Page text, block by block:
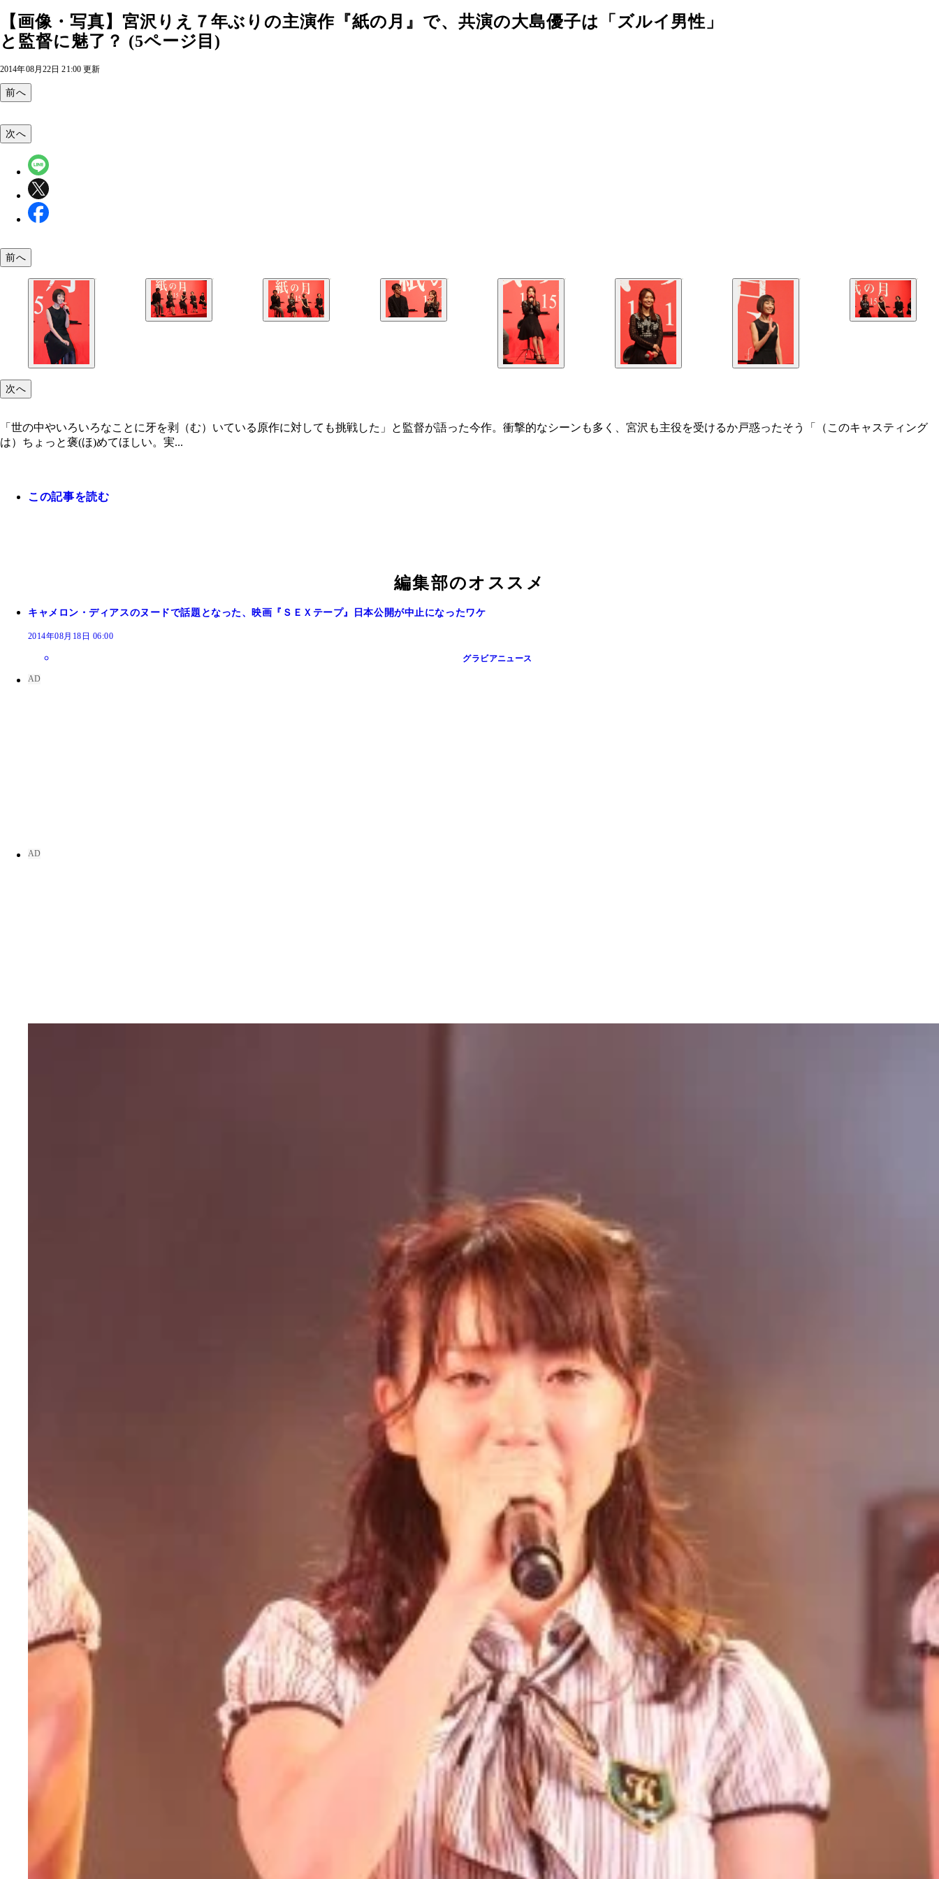
【画像・写真】宮沢りえ７年ぶりの主演作『紙の月』で、共演の大島優子は「ズルイ男性」
と監督に魅了？ (5ページ目)
2014年08月22日 21:00 更新
前へ
「世の中やいろいろなことに牙を剥（む）いている原作に対しても挑戦した」と監督が語った今作。衝撃的なシーンも多く、宮沢も主役を受けるか戸惑ったそう
次へ
前へ
次へ
「世の中やいろいろなことに牙を剥（む）いている原作に対しても挑戦した」と監督が語った今作。衝撃的なシーンも多く、宮沢も主役を受けるか戸惑ったそう「（このキャスティング
は）ちょっと褒(ほ)めてほしい。実...
この記事を読む
編集部のオススメ
キャメロン・ディアスのヌードで話題となった、映画『ＳＥＸテープ』日本公開が中止になったワケ
2014年08月18日 06:00
グラビアニュース